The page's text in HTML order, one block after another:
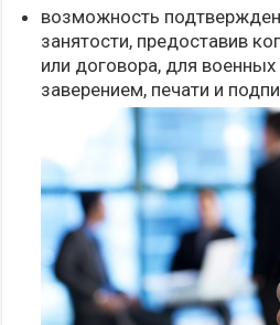
возможность
занятости, предоставив
или договора, для военных
заверением, печати и